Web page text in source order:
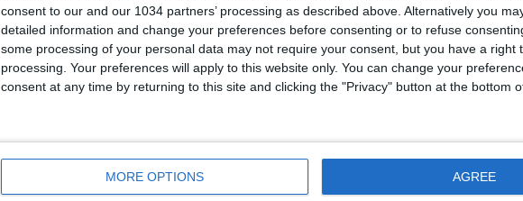
consent to our and our 1034 partners’ processing as described above. Alternatively you
detailed information and change your preferences before consenting or to refuse
some processing of your personal data may not require your consent, but you have a right
processing. Your preferences will apply to this website only. You can change your
consent at any time by returning to this site and clicking the "Privacy" button at the bottom
MORE OPTIONS AGREE